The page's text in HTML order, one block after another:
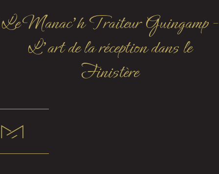
Le Manac'h Traiteur Guingamp -
L'art de la réception dans le
Finistère